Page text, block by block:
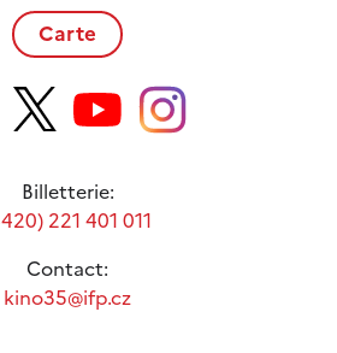
Carte
Billetterie:
221 401 011
Contact:
kino35@ifp.cz